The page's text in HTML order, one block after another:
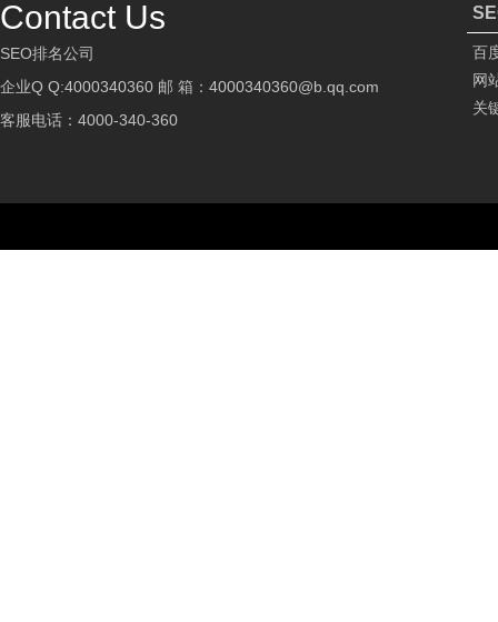
Contact Us
SEO排名公司
企业Q Q:4000340360 邮 箱：4000340360@b.qq.com
客服电话：4000-340-360
百
网
关